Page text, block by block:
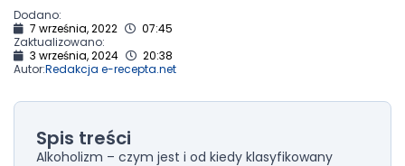
Dodano:
7 września, 2022
07:45
Zaktualizowano:
3 września, 2024
20:38
Autor:Redakcja e-recepta.net
Spis treści
Alkoholizm – czym jest i od kiedy klasyfikowany